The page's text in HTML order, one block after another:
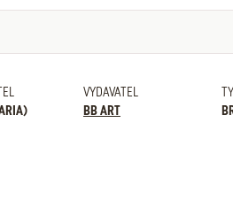
VYDAVATEL
BB ART